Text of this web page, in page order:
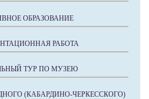
ОБРАЗОВАНИЕ
РАБОТА
ТУР ПО МУЗЕЮ
(КАБАРДИНО-ЧЕРКЕССКОГО)